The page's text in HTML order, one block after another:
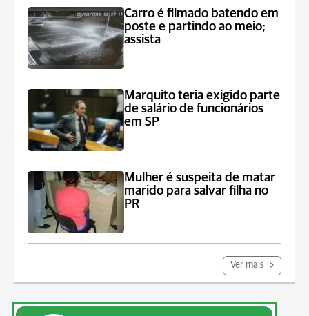
Carro é filmado batendo em
poste e partindo ao meio;
assista
Marquito teria exigido parte
de salário de funcionários
em SP
Mulher é suspeita de matar
marido para salvar filha no
PR
Ver mais